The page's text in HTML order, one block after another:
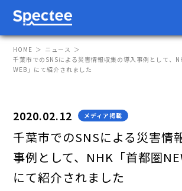
サービス
Spectee Pro
Spectee SCR
HOME
ニュース
千葉市でのSNSによる災害情報収集の導入事例として、
WEB」にて紹介されました
2020.02.12 メディア掲載
千葉市でのSNSによる災害情
事例として、NHK「首都圏
にて紹介されました